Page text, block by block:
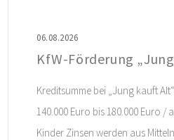
06.08.2026
Kreditsumme bei „Jung kauft
140.000 Euro bis 180.000 Euro
Kinder Zinsen werden aus